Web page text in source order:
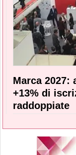
Marca 2027:
+13% di
raddoppiate